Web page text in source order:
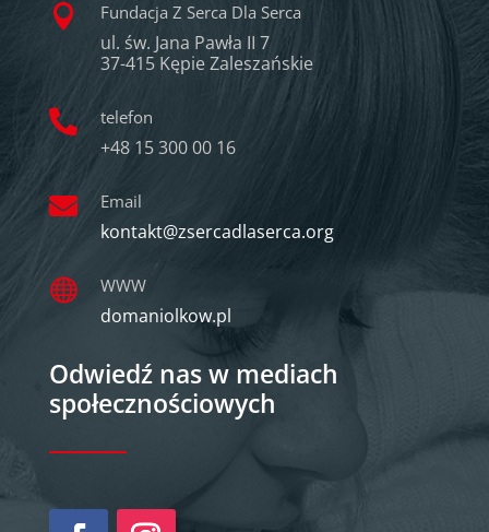
 Fundacja Z Serca Dla Serca
ul. św. Jana Pawła II 7
37-415 Kępie Zaleszańskie
 telefon
+48 15 300 00 16
 Email
kontakt@zsercadlaserca.org
 WWW
domaniolkow.pl
Odwiedź nas w mediach
społecznościowych